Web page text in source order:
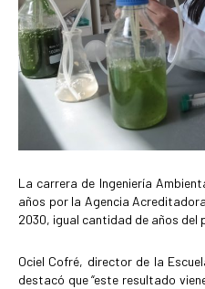
La carrera de Ingeniería
años por la Agencia
2030, igual cantidad de años del
Ociel Cofré, director de la
destacó que “este resultado